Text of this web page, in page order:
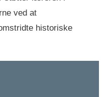
ved at
historiske